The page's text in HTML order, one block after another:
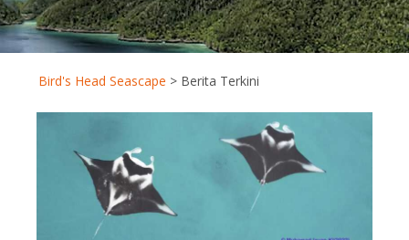
Bird's Head Seascape > Berita Terkini